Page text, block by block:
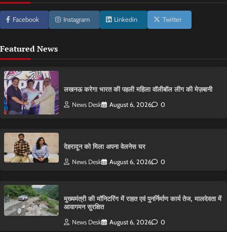
Facebook Instagram Linkedin Twitter
Featured News
लखनऊ करेगा भारत की पहली महिला वॉलीबॉल लीग की मेज़बानी
News Desk August 6, 2026 0
देहरादून को मिला अपना वेलनेस घर
News Desk August 6, 2026 0
मुख्यमंत्री की मॉनिटरिंग में राहत एवं पुनर्निर्माण कार्य तेज, मालदेवता में
आवागमन सुरक्षित
News Desk August 6, 2026 0